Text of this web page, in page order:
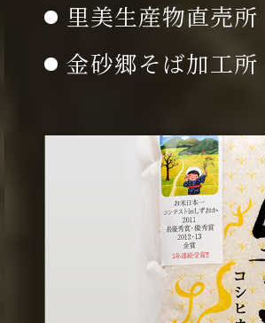
里美生産物直売所
金砂郷そば加工所